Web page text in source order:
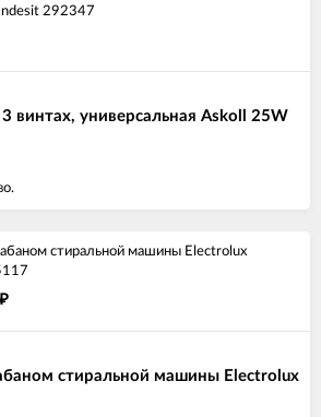
292347
винтах, универсальная Askoll 25W
стиральной машины Electrolux
₽
стиральной машины Electrolux